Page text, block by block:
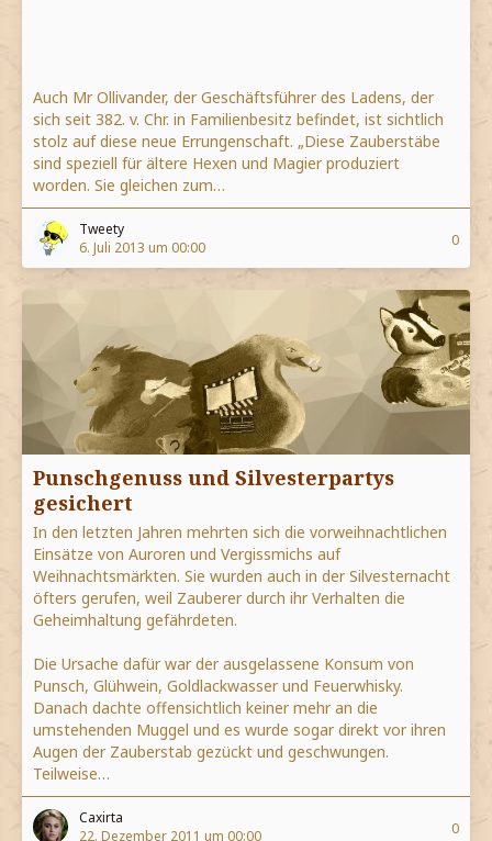
Auch Mr Ollivander, der Geschäftsführer des Ladens, der
sich seit 382. v. Chr. in Familienbesitz befindet, ist sichtlich
stolz auf diese neue Errungenschaft. „Diese Zauberstäbe
sind speziell für ältere Hexen und Magier produziert
worden. Sie gleichen zum…
Tweety
6. Juli 2013 um 00:00
0
Punschgenuss und Silvesterpartys
gesichert
In den letzten Jahren mehrten sich die vorweihnachtlichen
Einsätze von Auroren und Vergissmichs auf
Weihnachtsmärkten. Sie wurden auch in der Silvesternacht
öfters gerufen, weil Zauberer durch ihr Verhalten die
Geheimhaltung gefährdeten.
Die Ursache dafür war der ausgelassene Konsum von
Punsch, Glühwein, Goldlackwasser und Feuerwhisky.
Danach dachte offensichtlich keiner mehr an die
umstehenden Muggel und es wurde sogar direkt vor ihren
Augen der Zauberstab gezückt und geschwungen.
Teilweise…
Caxirta
22. Dezember 2011 um 00:00
0